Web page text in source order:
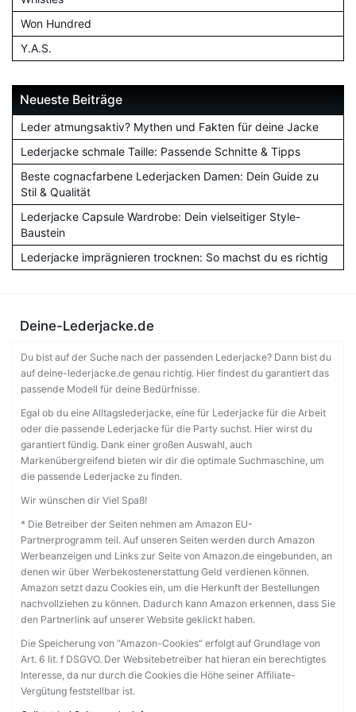
Won Hundred
Y.A.S.
Neueste Beiträge
Leder atmungsaktiv? Mythen und Fakten für deine Jacke
Lederjacke schmale Taille: Passende Schnitte & Tipps
Beste cognacfarbene Lederjacken Damen: Dein Guide zu
Stil & Qualität
Lederjacke Capsule Wardrobe: Dein vielseitiger Style-
Baustein
Lederjacke imprägnieren trocknen: So machst du es richtig
Deine-Lederjacke.de
Du bist auf der Suche nach der passenden Lederjacke? Dann bist du
auf deine-lederjacke.de genau richtig. Hier findest du garantiert das
passende Modell für deine Bedürfnisse.
Egal ob du eine Alltagslederjacke, eine für Lederjacke für die Arbeit
oder die passende Lederjacke für die Party suchst. Hier wirst du
garantiert fündig. Dank einer großen Auswahl, auch
Markenübergreifend bieten wir dir die optimale Suchmaschine, um
die passende Lederjacke zu finden.
Wir wünschen dir Viel Spaß!
* Die Betreiber der Seiten nehmen am Amazon EU-
Partnerprogramm teil. Auf unseren Seiten werden durch Amazon
Werbeanzeigen und Links zur Seite von Amazon.de eingebunden, an
denen wir über Werbekostenerstattung Geld verdienen können.
Amazon setzt dazu Cookies ein, um die Herkunft der Bestellungen
nachvollziehen zu können. Dadurch kann Amazon erkennen, dass Sie
den Partnerlink auf unserer Website geklickt haben.
Die Speicherung von “Amazon-Cookies” erfolgt auf Grundlage von
Art. 6 lit. f DSGVO. Der Websitebetreiber hat hieran ein berechtigtes
Interesse, da nur durch die Cookies die Höhe seiner Affiliate-
Vergütung feststellbar ist.